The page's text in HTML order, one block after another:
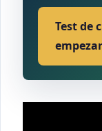
Test de
empezar